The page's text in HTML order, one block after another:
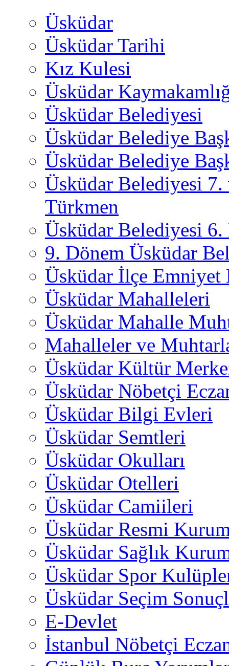
Üsküdar
Üsküdar Tarihi
Kız Kulesi
Üsküdar
Üsküdar Belediyesi
Üsküdar Belediye
Üsküdar Belediye
Üsküdar Belediyesi
Türkmen
Üsküdar Belediyesi 6.
9. Dönem Üsküdar
Üsküdar İlçe
Üsküdar Mahalleleri
Üsküdar Mahalle
Mahalleler ve
Üsküdar Kültür
Üsküdar Nöbetçi
Üsküdar Bilgi Evleri
Üsküdar Semtleri
Üsküdar Okulları
Üsküdar Otelleri
Üsküdar Camiileri
Üsküdar Resmi
Üsküdar Sağlık
Üsküdar Spor
Üsküdar Seçim
E-Devlet
İstanbul Nöbetçi